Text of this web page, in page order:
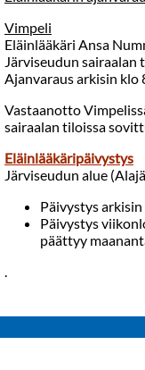
Vimpeli
Eläinlääkäri Ansa
Järviseudun
Ajanvaraus arkisin klo
Vastaanotto
sairaalan tiloissa
Eläinlääkäripäivystys
Järviseudun alue
Päivystys
Päivystys
päättyy